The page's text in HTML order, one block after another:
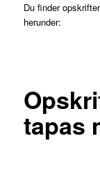
Du finder
herunder:
tapas